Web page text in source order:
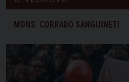
MONS. CORRADO SANGUINETI